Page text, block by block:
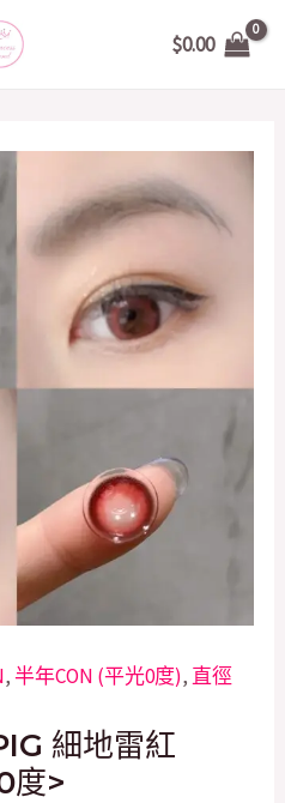
$0.00
,半年CON (平光0度), 直徑
細地雷紅
度>